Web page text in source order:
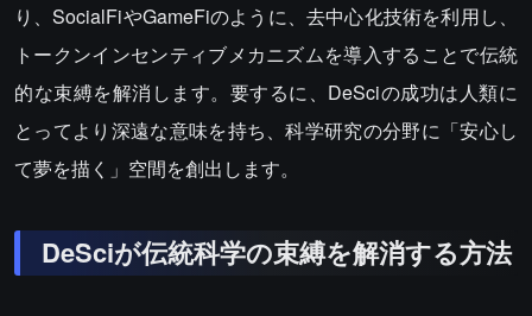
り、SocialFiやGameFiのように、去中心化技術を利用し、
トークンインセンティブメカニズムを導入することで伝統
的な束縛を解消します。要するに、DeSciの成功は人類に
とってより深遠な意味を持ち、科学研究の分野に「安心し
て夢を描く」空間を創出します。
DeSciが伝統科学の束縛を解消する方法